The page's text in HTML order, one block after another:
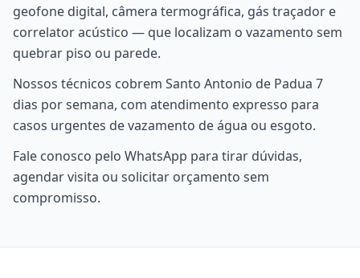
geofone digital, câmera termográfica, gás traçador e
correlator acústico — que localizam o vazamento sem
quebrar piso ou parede.
Nossos técnicos cobrem Santo Antonio de Padua 7
dias por semana, com atendimento expresso para
casos urgentes de vazamento de água ou esgoto.
Fale conosco pelo WhatsApp para tirar dúvidas,
agendar visita ou solicitar orçamento sem
compromisso.